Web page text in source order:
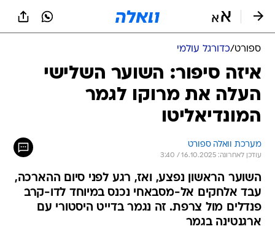
ספורט/כדורגל עולמי
איזה סיפור: השוער השלישי
העלה את מרוקו לגמר
המונדיאליטו
מערכת וואלה ספורט
עודכן לאחרונה: 16.10.2025 / 3:40
השוער הראשון נפצע, ואז, רגע לפני סיום ההארכה,
עבד אלחקים אל-מסבאחי נכנס במיוחד לדו-קרב
פנדלים מול צרפת. זה נגמר בדייט היסטורי עם
ארגנטינה בגמר